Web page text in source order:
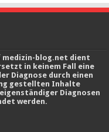
blog.net dient
in keinem Fall eine
Diagnose durch einen
gestellten Inhalte
Diagnosen
werden.